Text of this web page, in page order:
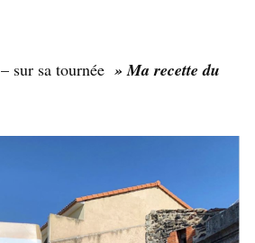
– sur sa tournée » Ma recette du